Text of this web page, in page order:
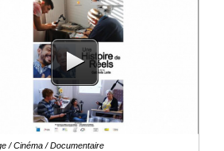
/ Cinéma / Documentaire